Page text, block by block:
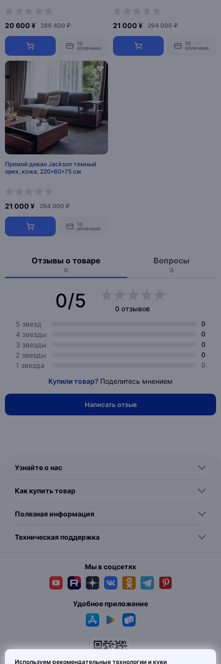
20 600 ¥ 288 400 ₽
10
оплачено
21 000 ¥ 294 000 ₽
10
оплачено
Прямой диван Jackson темный
орех, кожа, 220*80*75 см
21 000 ¥ 294 000 ₽
10
оплачено
Отзывы о товаре
0
Вопросы
0
0/5
0 отзывов
5 звезд
0
4 звезды 0
3 звезды 0
2 звезды 0
1 звезда 0
Купили товар? Поделитесь мнением
Написать отзыв
Узнайте о нас
Как купить товар
Полезная информация
Техническая поддержка
Мы в соцсетях
Удобное приложение
Используем рекомендательные технологии и куки